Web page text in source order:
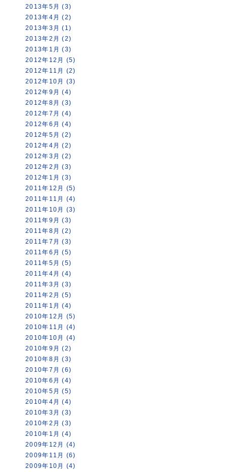
2013年5月 (3)
2013年4月 (2)
2013年3月 (1)
2013年2月 (2)
2013年1月 (3)
2012年12月 (5)
2012年11月 (2)
2012年10月 (3)
2012年9月 (4)
2012年8月 (3)
2012年7月 (4)
2012年6月 (4)
2012年5月 (2)
2012年4月 (2)
2012年3月 (2)
2012年2月 (3)
2012年1月 (3)
2011年12月 (5)
2011年11月 (4)
2011年10月 (3)
2011年9月 (3)
2011年8月 (2)
2011年7月 (3)
2011年6月 (5)
2011年5月 (5)
2011年4月 (4)
2011年3月 (3)
2011年2月 (5)
2011年1月 (4)
2010年12月 (5)
2010年11月 (4)
2010年10月 (4)
2010年9月 (2)
2010年8月 (3)
2010年7月 (6)
2010年6月 (4)
2010年5月 (5)
2010年4月 (4)
2010年3月 (3)
2010年2月 (3)
2010年1月 (4)
2009年12月 (4)
2009年11月 (6)
2009年10月 (4)